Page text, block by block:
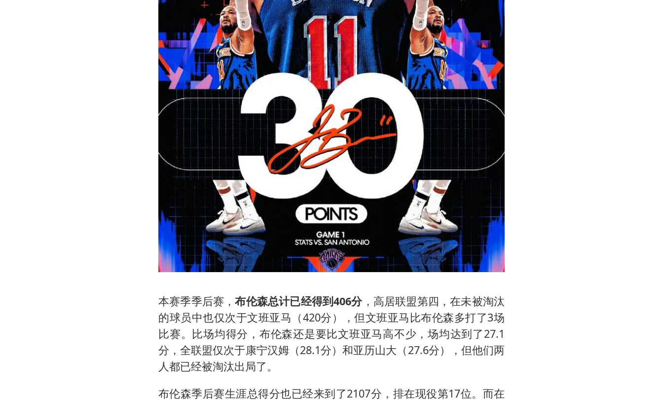
本赛季季后赛，布伦森总计已经得到406分 ，高居联盟第四，在未被淘汰
的球员中也仅次于文班亚马（420分），但文班亚马比布伦森多打了3场
比赛。比场均得分，布伦森还是要比文班亚马高不少，场均达到了27.1
分，全联盟仅次于康宁汉姆（28.1分）和亚历山大（27.6分），但他们两
人都已经被淘汰出局了。
布伦森季后赛生涯总得分也已经来到了2107分，排在现役第17位。而在